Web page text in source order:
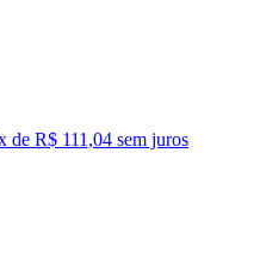
de R$ 111,04 sem juros